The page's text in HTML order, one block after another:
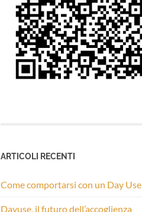
ARTICOLI RECENTI
Come comportarsi con un Day Use
Dayuse, il futuro dell’accoglienza